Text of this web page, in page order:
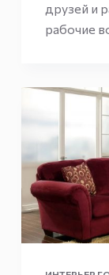
друзей и
рабочие